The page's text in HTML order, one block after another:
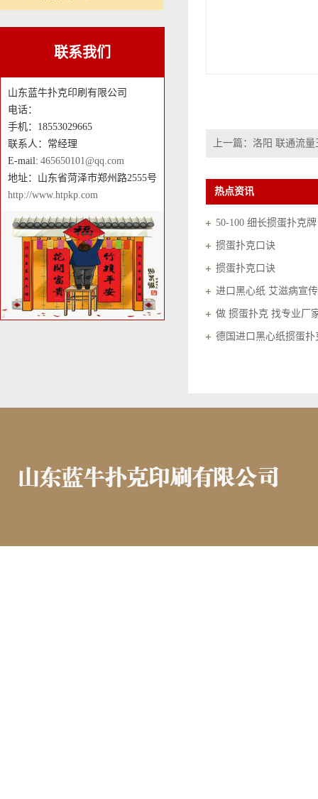
联系我们
山东蓝牛扑克印刷有限公司
电话：
手机：18553029665
联系人：常经理
E-mail: 465650101@qq.com
地址：山东省菏泽市郑州路2555号
http://www.htpkp.com
上一篇： 洛阳 联通流量
热点资讯
50-100 细长掼蛋扑克牌
掼蛋扑克口诀
掼蛋扑克口诀
进口黑心纸 艾滋病宣
做 掼蛋扑克 找专业厂
德国进口黑心纸掼蛋扑